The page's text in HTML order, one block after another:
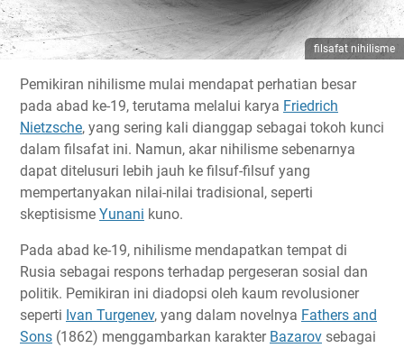
filsafat nihilisme
Pemikiran nihilisme mulai mendapat perhatian besar
pada abad ke-19, terutama melalui karya Friedrich
Nietzsche, yang sering kali dianggap sebagai tokoh kunci
dalam filsafat ini. Namun, akar nihilisme sebenarnya
dapat ditelusuri lebih jauh ke filsuf-filsuf yang
mempertanyakan nilai-nilai tradisional, seperti
skeptisisme Yunani kuno.
Pada abad ke-19, nihilisme mendapatkan tempat di
Rusia sebagai respons terhadap pergeseran sosial dan
politik. Pemikiran ini diadopsi oleh kaum revolusioner
seperti Ivan Turgenev, yang dalam novelnya Fathers and
Sons (1862) menggambarkan karakter Bazarov sebagai